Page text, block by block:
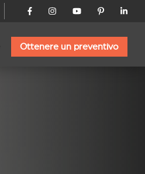
Ottenere un preventivo